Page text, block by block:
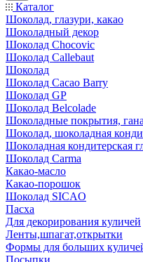
Каталог
Шоколад, глазури, какао
Шоколадный декор
Шоколад Chocovic
Шоколад Callebaut
Шоколад
Шоколад Cacao Barry
Шоколад GP
Шоколад Belcolade
Шоколадные покрытия,
Шоколад, шоколадная
Шоколадная кондитерская
Шоколад Carma
Какао-масло
Какао-порошок
Шоколад SICAO
Пасха
Для декорирования куличей
Ленты,шпагат,открытки
Формы для больших
Посыпки